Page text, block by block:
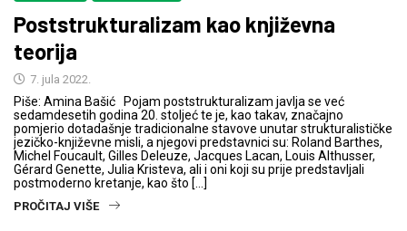
Poststrukturalizam kao književna
teorija
7. jula 2022.
Piše: Amina Bašić Pojam poststrukturalizam javlja se već
sedamdesetih godina 20. stoljeć te je, kao takav, značajno
pomjerio dotadašnje tradicionalne stavove unutar strukturalističke
jezičko-književne misli, a njegovi predstavnici su: Roland Barthes,
Michel Foucault, Gilles Deleuze, Jacques Lacan, Louis Althusser,
Gérard Genette, Julia Kristeva, ali i oni koji su prije predstavljali
postmoderno kretanje, kao što […]
PROČITAJ VIŠE